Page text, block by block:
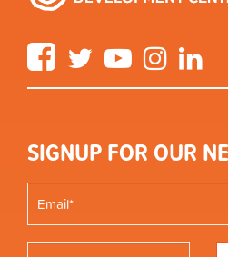
FacebookTwitter YouTube Instagram
SIGNUP FOR OUR